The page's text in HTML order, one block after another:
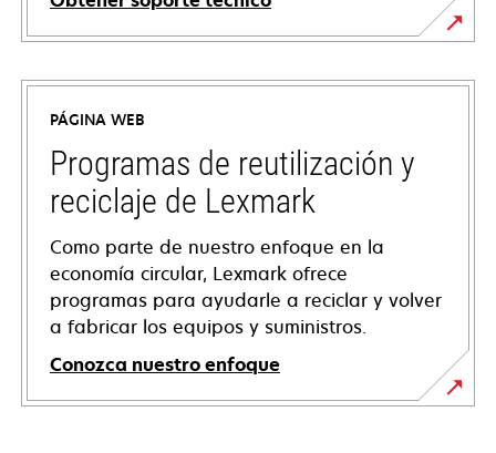
opens
in
new
tab
PÁGINA WEB
Programas de reutilización y
reciclaje de Lexmark
Como parte de nuestro enfoque en la
economía circular, Lexmark ofrece
programas para ayudarle a reciclar y volver
a fabricar los equipos y suministros.
Conozca nuestro enfoque